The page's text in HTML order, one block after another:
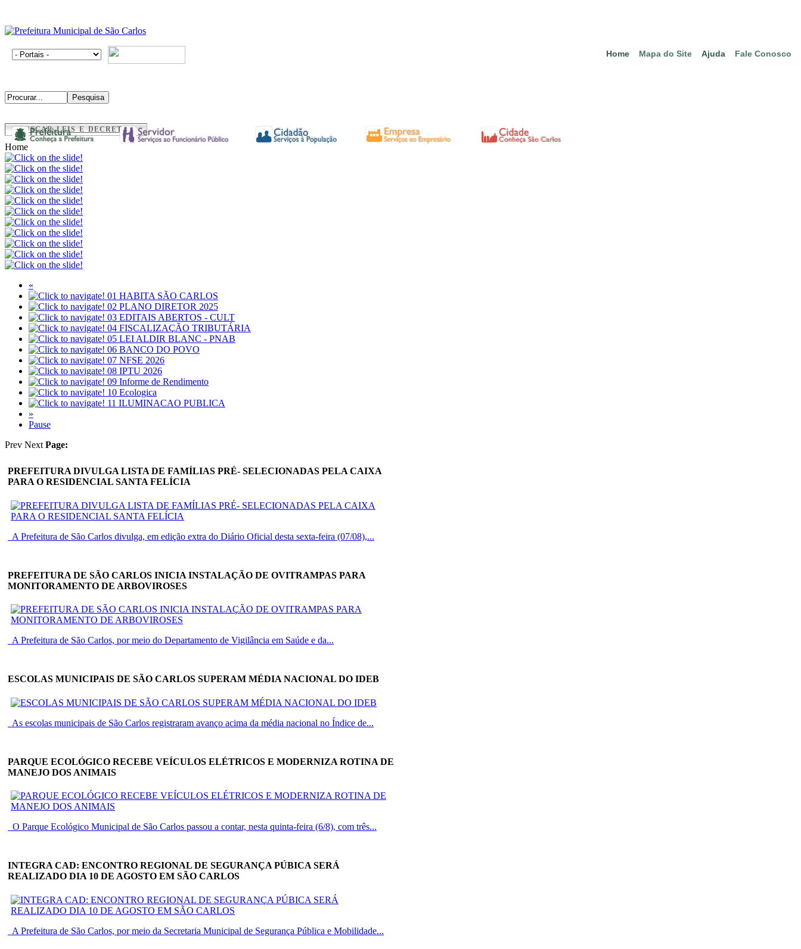
Home Mapa do Site Ajuda Fale Conosco
BUSCAR LEIS E DECRETOS
Home
«
01 HABITA SÃO CARLOS
02 PLANO DIRETOR 2025
03 EDITAIS ABERTOS - CULT
04 FISCALIZAÇÃO TRIBUTÁRIA
05 LEI ALDIR BLANC - PNAB
06 BANCO DO POVO
07 NFSE 2026
08 IPTU 2026
09 Informe de Rendimento
10 Ecologica
11 ILUMINACAO PUBLICA
»
Pause
Prev Next Page:
PREFEITURA DIVULGA LISTA DE FAMÍLIAS PRÉ- SELECIONADAS PELA CAIXA
PARA O RESIDENCIAL SANTA FELÍCIA
A Prefeitura de São Carlos divulga, em edição extra do Diário Oficial desta sexta-feira (07/08),...
PREFEITURA DE SÃO CARLOS INICIA INSTALAÇÃO DE OVITRAMPAS PARA
MONITORAMENTO DE ARBOVIROSES
A Prefeitura de São Carlos, por meio do Departamento de Vigilância em Saúde e da...
ESCOLAS MUNICIPAIS DE SÃO CARLOS SUPERAM MÉDIA NACIONAL DO IDEB
As escolas municipais de São Carlos registraram avanço acima da média nacional no Índice de...
PARQUE ECOLÓGICO RECEBE VEÍCULOS ELÉTRICOS E MODERNIZA ROTINA DE
MANEJO DOS ANIMAIS
O Parque Ecológico Municipal de São Carlos passou a contar, nesta quinta-feira (6/8), com três...
INTEGRA CAD: ENCONTRO REGIONAL DE SEGURANÇA PÚBICA SERÁ
REALIZADO DIA 10 DE AGOSTO EM SÃO CARLOS
A Prefeitura de São Carlos, por meio da Secretaria Municipal de Segurança Pública e Mobilidade...